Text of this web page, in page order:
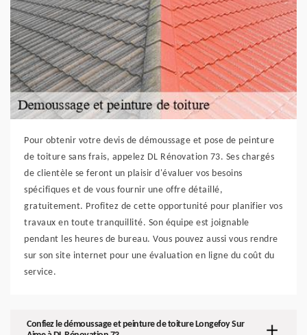
Pour obtenir votre devis de démoussage et pose de peinture
de toiture sans frais, appelez DL Rénovation 73. Ses chargés
de clientèle se feront un plaisir d'évaluer vos besoins
spécifiques et de vous fournir une offre détaillé,
gratuitement. Profitez de cette opportunité pour planifier vos
travaux en toute tranquillité. Son équipe est joignable
pendant les heures de bureau. Vous pouvez aussi vous rendre
sur son site internet pour une évaluation en ligne du coût du
service.
Confiez le démoussage et peinture de toiture Longefoy Sur